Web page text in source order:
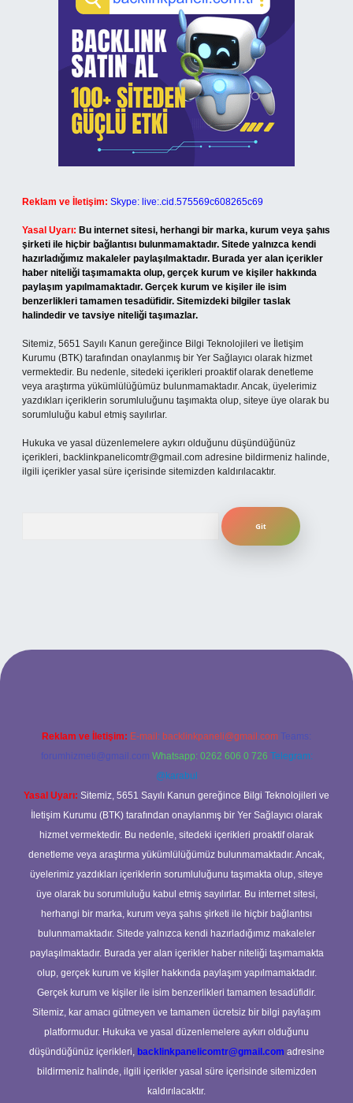
Reklam ve İletişim: Skype: live:.cid.575569c608265c69
Yasal Uyarı: Bu internet sitesi, herhangi bir marka, kurum veya şahıs
şirketi ile hiçbir bağlantısı bulunmamaktadır. Sitede yalnızca kendi
hazırladığımız makaleler paylaşılmaktadır. Burada yer alan içerikler
haber niteliği taşımamakta olup, gerçek kurum ve kişiler hakkında
paylaşım yapılmamaktadır. Gerçek kurum ve kişiler ile isim
benzerlikleri tamamen tesadüfidir. Sitemizdeki bilgiler taslak
halindedir ve tavsiye niteliği taşımazlar.
Sitemiz, 5651 Sayılı Kanun gereğince Bilgi Teknolojileri ve İletişim
Kurumu (BTK) tarafından onaylanmış bir Yer Sağlayıcı olarak hizmet
vermektedir. Bu nedenle, sitedeki içerikleri proaktif olarak denetleme
veya araştırma yükümlülüğümüz bulunmamaktadır. Ancak, üyelerimiz
yazdıkları içeriklerin sorumluluğunu taşımakta olup, siteye üye olarak bu
sorumluluğu kabul etmiş sayılırlar.
Hukuka ve yasal düzenlemelere aykırı olduğunu düşündüğünüz
içerikleri, backlinkpanelicomtr@gmail.com adresine bildirmeniz halinde,
ilgili içerikler yasal süre içerisinde sitemizden kaldırılacaktır.
giriş
Reklam ve İletişim: E-mail: backlinkpaneli@gmail.com Teams:
forumhizmeti@gmail.com Whatsapp: 0262 606 0 726 Telegram:
@karabul
Yasal Uyarı: Sitemiz, 5651 Sayılı Kanun gereğince Bilgi Teknolojileri ve
İletişim Kurumu (BTK) tarafından onaylanmış bir Yer Sağlayıcı olarak
hizmet vermektedir. Bu nedenle, sitedeki içerikleri proaktif olarak
denetleme veya araştırma yükümlülüğümüz bulunmamaktadır. Ancak,
üyelerimiz yazdıkları içeriklerin sorumluluğunu taşımakta olup, siteye
üye olarak bu sorumluluğu kabul etmiş sayılırlar. Bu internet sitesi,
herhangi bir marka, kurum veya şahıs şirketi ile hiçbir bağlantısı
bulunmamaktadır. Sitede yalnızca kendi hazırladığımız makaleler
paylaşılmaktadır. Burada yer alan içerikler haber niteliği taşımamakta
olup, gerçek kurum ve kişiler hakkında paylaşım yapılmamaktadır.
Gerçek kurum ve kişiler ile isim benzerlikleri tamamen tesadüfidir.
Sitemiz, kar amacı gütmeyen ve tamamen ücretsiz bir bilgi paylaşım
platformudur. Hukuka ve yasal düzenlemelere aykırı olduğunu
düşündüğünüz içerikleri, backlinkpanelicomtr@gmail.com adresine
bildirmeniz halinde, ilgili içerikler yasal süre içerisinde sitemizden
kaldırılacaktır.